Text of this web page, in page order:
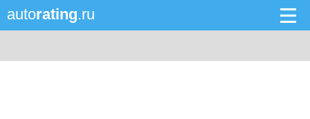
autorating.ru